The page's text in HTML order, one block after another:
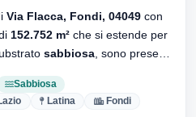
Via Flacca, Fondi, 04049 con
152.752 m² che si estende per
sabbiosa , sono presenti
Sabbiosa
Latina Fondi